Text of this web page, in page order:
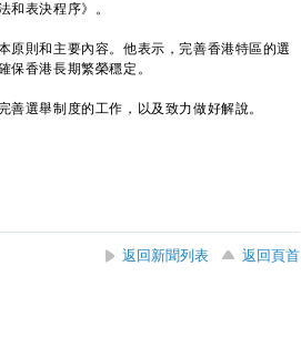
和表決程序》。
則和主要內容。他表示，完善香港特區的選
保香港長期繁榮穩定。
選舉制度的工作，以及致力做好解說。
返回新聞列表
返回頁首